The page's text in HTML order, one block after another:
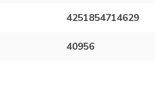
4251854714629
40956